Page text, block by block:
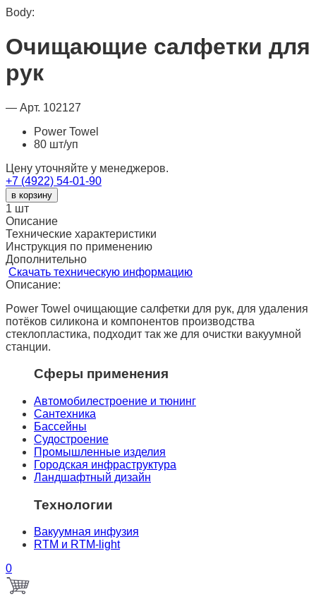
Body:
Очищающие салфетки для
рук
— Арт. 102127
Power Towel
80 шт/уп
Цену уточняйте у менеджеров.
+7 (4922) 54-01-90
в корзину
1 шт
Описание
Технические характеристики
Инструкция по применению
Дополнительно
Скачать техническую информацию
Описание:
Power Towel очищающие салфетки для рук, для удаления
потёков силикона и компонентов производства
стеклопластика, подходит так же для очистки вакуумной
станции.
Сферы применения
Автомобилестроение и тюнинг
Сантехника
Бассейны
Судостроение
Промышленные изделия
Городская инфраструктура
Ландшафтный дизайн
Технологии
Вакуумная инфузия
RTM и RTM-light
0